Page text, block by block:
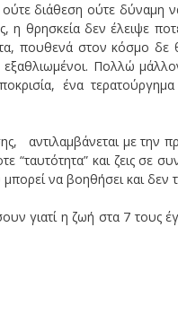
διάθεση ούτε δύναμη
η θρησκεία δεν έλειψε
πουθενά στον κόσμο δε
Πολλώ
ένα τερατούργημα
με την
“ταυτότητα” και ζεις σε
να βοηθήσει και δεν
γιατί η ζωή στα 7 τους